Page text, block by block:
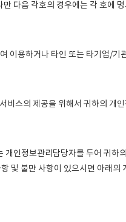
다음 각호의 경우에는 각 호에
이용하거나 타인 또는 타기업/기
스의 제공을 위해서 귀하의 개
인정보관리담당자를 두어 귀
및 불만 사항이 있으시면 아래